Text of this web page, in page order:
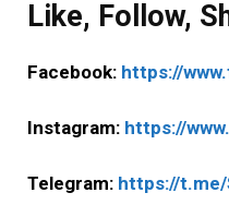
Like, Follow,
Facebook: https://
Instagram: https://
Telegram: https://